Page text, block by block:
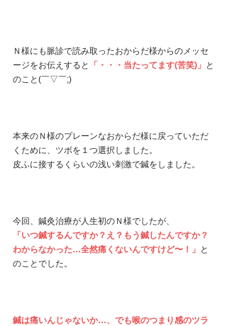
Ｎ様にも脈診で読み取ったおからだ様からのメッセ
ージをお伝えすると
「・・・当たってます(苦笑)」 と
のこと(￣▽￣;)
本来のＮ様のプレーンなおからだ様に戻っていただ
くために、ツボを１つ選択しました。
皮ふに接するくらいの浅い刺激で鍼をしました。
今回、鍼灸治療が人生初のＮ様でしたが、
「いつ鍼するんですか？え？もう鍼したんですか？
わからなかった…全然痛くないんですけど〜！」 と
のことでした。
鍼は痛いんじゃないか…、でも喉のつまり感のツラ